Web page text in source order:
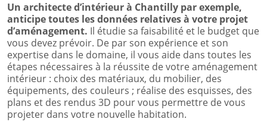
Un architecte d’intérieur à Chantilly par exemple,
anticipe toutes les données relatives à votre projet
d’aménagement. Il étudie sa faisabilité et le budget que
vous devez prévoir. De par son expérience et son
expertise dans le domaine, il vous aide dans toutes les
étapes nécessaires à la réussite de votre aménagement
intérieur : choix des matériaux, du mobilier, des
équipements, des couleurs ; réalise des esquisses, des
plans et des rendus 3D pour vous permettre de vous
projeter dans votre nouvelle habitation.